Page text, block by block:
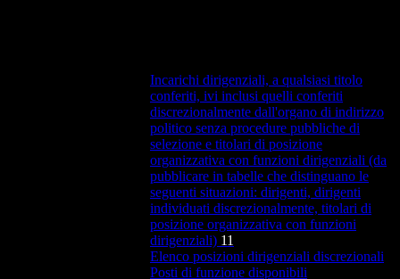
Incarichi dirigenziali, a qualsiasi titolo
conferiti, ivi inclusi quelli conferiti
discrezionalmente dall'organo di indirizzo
politico senza procedure pubbliche di
selezione e titolari di posizione
organizzativa con funzioni dirigenziali (da
pubblicare in tabelle che distinguano le
seguenti situazioni: dirigenti, dirigenti
individuati discrezionalmente, titolari di
posizione organizzativa con funzioni
dirigenziali) 11
Elenco posizioni dirigenziali discrezionali
Posti di funzione disponibili